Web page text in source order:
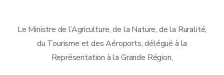
Le Ministre de l’Agriculture, de la Nature, de la Ruralité,
du Tourisme et des Aéroports, délégué à la
Représentation à la Grande Région,